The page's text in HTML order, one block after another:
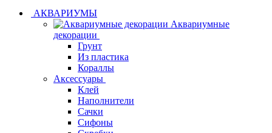
АКВАРИУМЫ
Аквариумные
декорации
Грунт
Из пластика
Кораллы
Аксессуары
Клей
Наполнители
Сачки
Сифоны